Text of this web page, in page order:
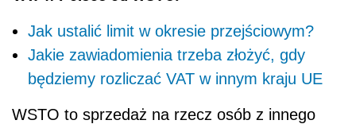
Jak ustalić limit w okresie przejściowym?
Jakie zawiadomienia trzeba złożyć, gdy
będziemy rozliczać VAT w innym kraju UE
WSTO to sprzedaż na rzecz osób z innego